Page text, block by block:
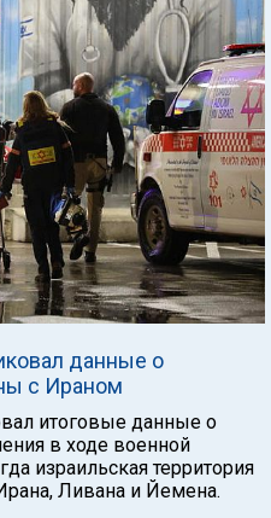
данные о
с Ираном
итоговые данные о
в ходе военной
израильская территория
Ливана и Йемена.